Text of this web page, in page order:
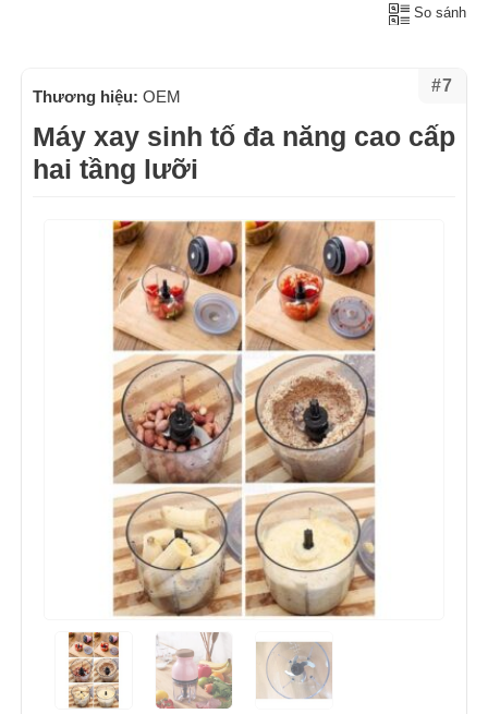
So sánh
#7
Thương hiệu: OEM
Máy xay sinh tố đa năng cao cấp
hai tầng lưỡi